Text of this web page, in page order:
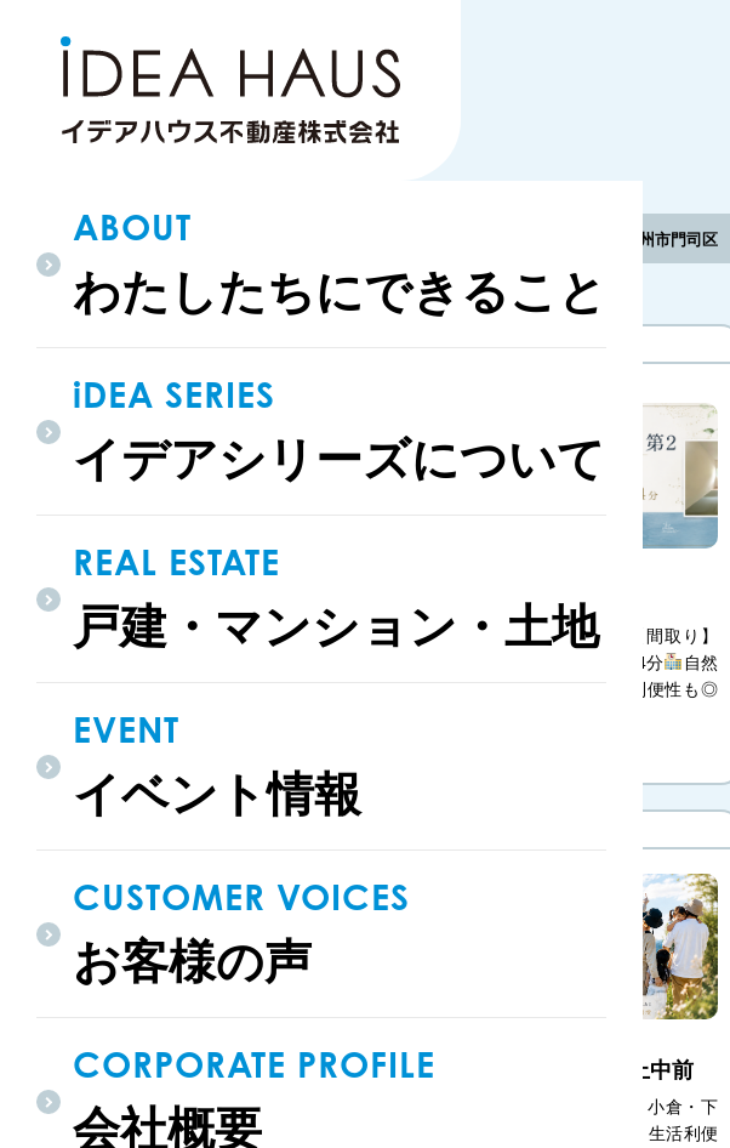
ABOUT
わたしたちにできること
iDEA SERIES
イデアシリーズについて
REAL ESTATE
戸建・マンション・土地
EVENT
イベント情報
CUSTOMER VOICES
お客様の声
CORPORATE PROFILE
会社概要
門司区上二十町 第2
【販売価格】2,988万円 【間取り】
4LDK 大里東小学校徒歩約4分
自然
を享受しながらも、生活利便性も◎
イデアキューブ戸ノ上中前
JR「門司」駅が生活圏内、小倉・下
生活利便